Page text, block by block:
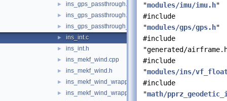
► ins_gps_passthrough.c
► ins_gps_passthrough.h
► ins_gps_passthrough_utm.c
► ins_int.c
► ins_int.h
► ins_mekf_wind.cpp
► ins_mekf_wind.h
► ins_mekf_wind_wrapper.c
► ins_mekf_wind_wrapper.h
"modules/imu/imu.h"
#include
"modules/gps/gps.h"
#include
"generated/
#include
"modules/ins/
#include
"math/